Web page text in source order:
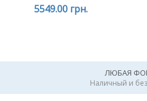
5549.00 грн.
ЛЮБАЯ
Наличный и